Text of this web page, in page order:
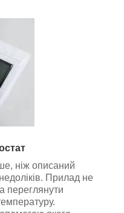
ніж описаний
Прилад не
переглянути